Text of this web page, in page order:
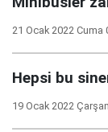
21 Ocak 2022 Cuma
Hepsi bu
19 Ocak 2022